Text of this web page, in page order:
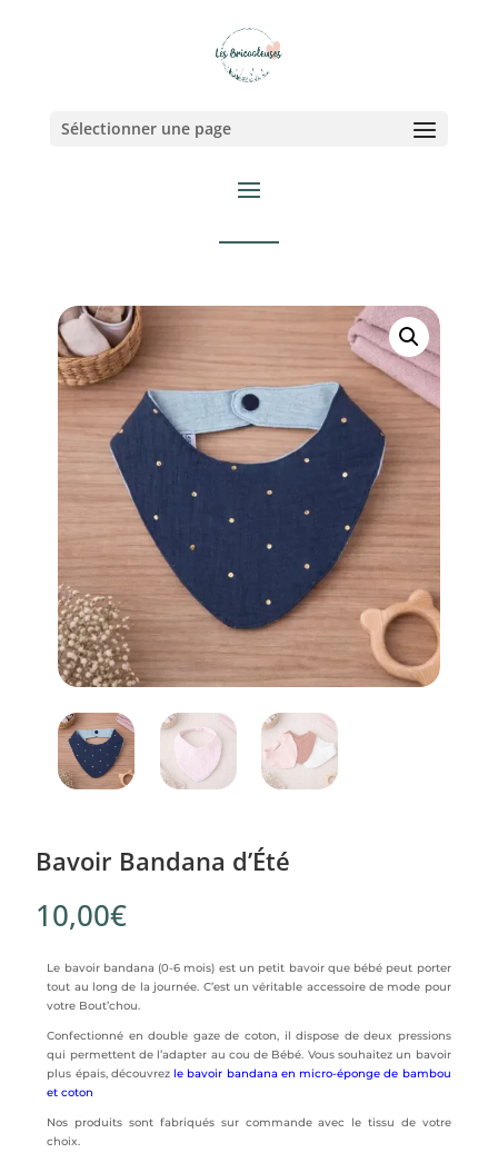
Sélectionner une page
Bavoir Bandana d’Été
10,00€
Le bavoir bandana (0-6 mois) est un petit bavoir que bébé peut porter
tout au long de la journée. C’est un véritable accessoire de mode pour
votre Bout’chou.
Confectionné en double gaze de coton, il dispose de deux pressions
qui permettent de l’adapter au cou de Bébé. Vous souhaitez un bavoir
plus épais, découvrezle bavoir bandana en micro-éponge de bambou
et coton
Nos produits sont fabriqués sur commande avec le tissu de votre
choix.